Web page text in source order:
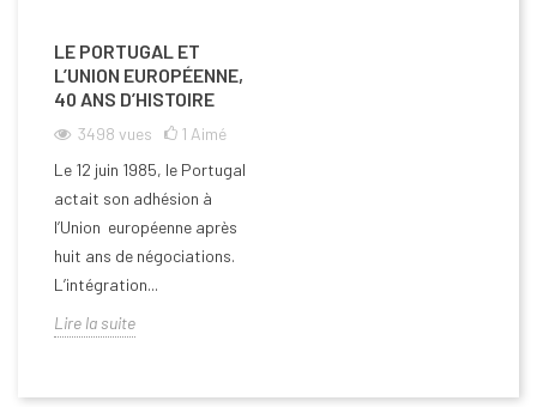
LE PORTUGAL ET
L’UNION EUROPÉENNE,
40 ANS D’HISTOIRE
3498 vues 1 Aimé
Le 12 juin 1985, le Portugal
actait son adhésion à
l’Union européenne après
huit ans de négociations.
L’intégration...
Lire la suite